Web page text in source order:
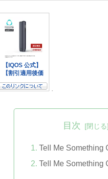
目次
Tell Me Something
Tell Me Something